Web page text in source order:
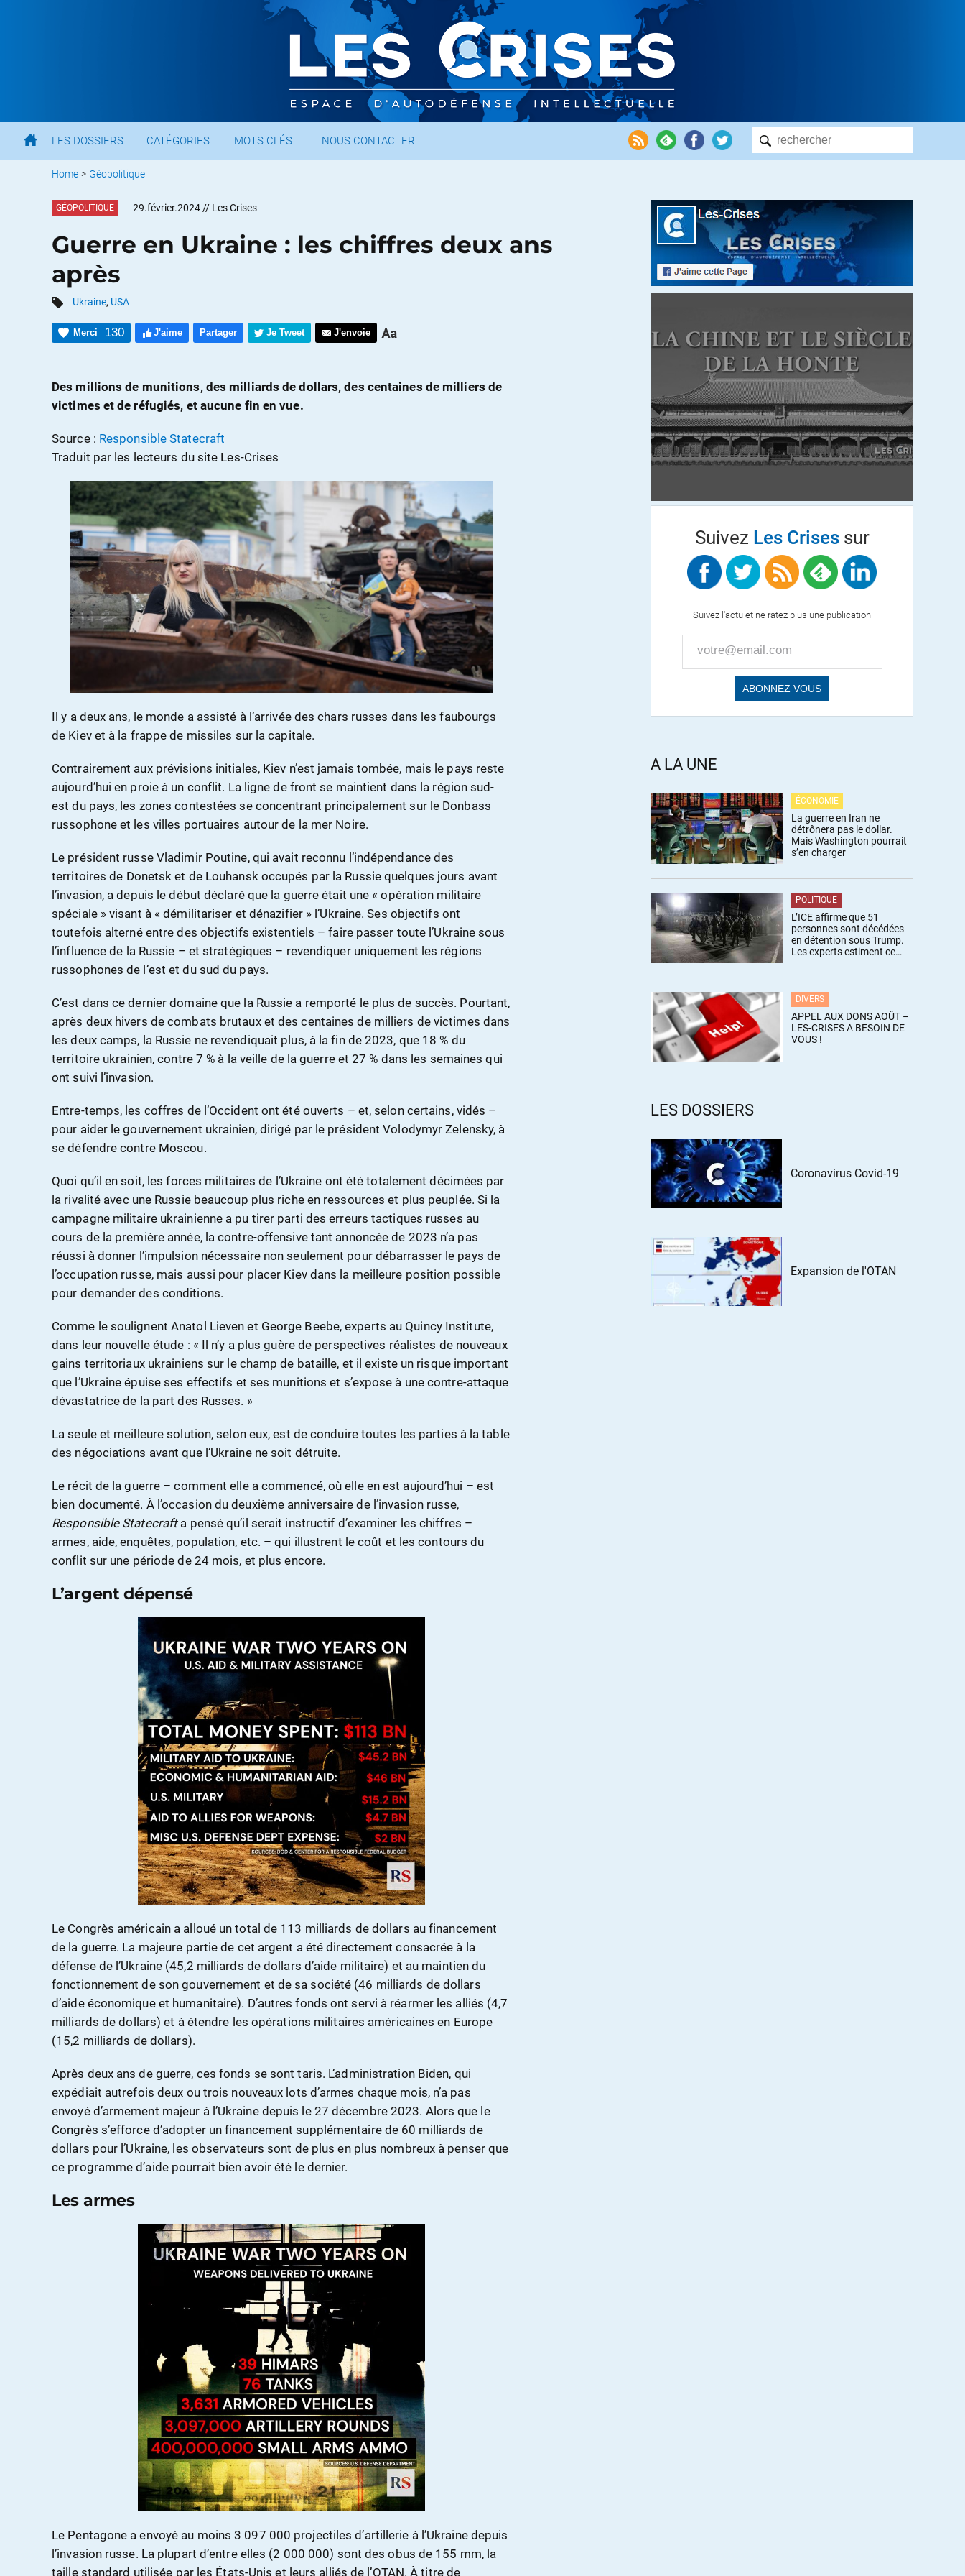
LES DOSSIERS CATÉGORIES MOTS CLÉS NOUS CONTACTER
Home > Géopolitique
GÉOPOLITIQUE 29.février.2024 // Les Crises
Guerre en Ukraine : les chiffres deux ans
après
Ukraine, USA
Merci 130 J'aime Partager Je Tweet J'envoie
Des millions de munitions, des milliards de dollars, des centaines de milliers de
victimes et de réfugiés, et aucune fin en vue.
Source : Responsible Statecraft
Traduit par les lecteurs du site Les-Crises
Il y a deux ans, le monde a assisté à l’arrivée des chars russes dans les faubourgs
de Kiev et à la frappe de missiles sur la capitale.
Contrairement aux prévisions initiales, Kiev n’est jamais tombée, mais le pays reste
aujourd’hui en proie à un conflit. La ligne de front se maintient dans la région sud-
est du pays, les zones contestées se concentrant principalement sur le Donbass
russophone et les villes portuaires autour de la mer Noire.
Le président russe Vladimir Poutine, qui avait reconnu l’indépendance des
territoires de Donetsk et de Louhansk occupés par la Russie quelques jours avant
l’invasion, a depuis le début déclaré que la guerre était une « opération militaire
spéciale » visant à « démilitariser et dénazifier » l’Ukraine. Ses objectifs ont
toutefois alterné entre des objectifs existentiels – faire passer toute l’Ukraine sous
l’influence de la Russie – et stratégiques – revendiquer uniquement les régions
russophones de l’est et du sud du pays.
C’est dans ce dernier domaine que la Russie a remporté le plus de succès. Pourtant,
après deux hivers de combats brutaux et des centaines de milliers de victimes dans
les deux camps, la Russie ne revendiquait plus, à la fin de 2023, que 18 % du
territoire ukrainien, contre 7 % à la veille de la guerre et 27 % dans les semaines qui
ont suivi l’invasion.
Entre-temps, les coffres de l’Occident ont été ouverts – et, selon certains, vidés –
pour aider le gouvernement ukrainien, dirigé par le président Volodymyr Zelensky, à
se défendre contre Moscou.
Quoi qu’il en soit, les forces militaires de l’Ukraine ont été totalement décimées par
la rivalité avec une Russie beaucoup plus riche en ressources et plus peuplée. Si la
campagne militaire ukrainienne a pu tirer parti des erreurs tactiques russes au
cours de la première année, la contre-offensive tant annoncée de 2023 n’a pas
réussi à donner l’impulsion nécessaire non seulement pour débarrasser le pays de
l’occupation russe, mais aussi pour placer Kiev dans la meilleure position possible
pour demander des conditions.
Comme le soulignent Anatol Lieven et George Beebe, experts au Quincy Institute,
dans leur nouvelle étude : « Il n’y a plus guère de perspectives réalistes de nouveaux
gains territoriaux ukrainiens sur le champ de bataille, et il existe un risque important
que l’Ukraine épuise ses effectifs et ses munitions et s’expose à une contre-attaque
dévastatrice de la part des Russes. »
La seule et meilleure solution, selon eux, est de conduire toutes les parties à la table
des négociations avant que l’Ukraine ne soit détruite.
Le récit de la guerre – comment elle a commencé, où elle en est aujourd’hui – est
bien documenté. À l’occasion du deuxième anniversaire de l’invasion russe,
Responsible Statecrafta pensé qu’il serait instructif d’examiner les chiffres –
armes, aide, enquêtes, population, etc. – qui illustrent le coût et les contours du
conflit sur une période de 24 mois, et plus encore.
L’argent dépensé
Le Congrès américain a alloué un total de 113 milliards de dollars au financement
de la guerre. La majeure partie de cet argent a été directement consacrée à la
défense de l’Ukraine (45,2 milliards de dollars d’aide militaire) et au maintien du
fonctionnement de son gouvernement et de sa société (46 milliards de dollars
d’aide économique et humanitaire). D’autres fonds ont servi à réarmer les alliés (4,7
milliards de dollars) et à étendre les opérations militaires américaines en Europe
(15,2 milliards de dollars).
Après deux ans de guerre, ces fonds se sont taris. L’administration Biden, qui
expédiait autrefois deux ou trois nouveaux lots d’armes chaque mois, n’a pas
envoyé d’armement majeur à l’Ukraine depuis le 27 décembre 2023. Alors que le
Congrès s’efforce d’adopter un financement supplémentaire de 60 milliards de
dollars pour l’Ukraine, les observateurs sont de plus en plus nombreux à penser que
ce programme d’aide pourrait bien avoir été le dernier.
Les armes
Le Pentagone a envoyé au moins 3 097 000 projectiles d’artillerie à l’Ukraine depuis
l’invasion russe. La plupart d’entre elles (2 000 000) sont des obus de 155 mm, la
taille standard utilisée par les États-Unis et leurs alliés de l’OTAN. À titre de
Suivez Les Crisessur
Suivez l'actu et ne ratez plus une publication
A LA UNE
ÉCONOMIE
La guerre en Iran ne
détrônera pas le dollar.
Mais Washington pourrait
s’en charger
POLITIQUE
L’ICE affirme que 51
personnes sont décédées
en détention sous Trump.
Les experts estiment ce
DIVERS
APPEL AUX DONS AOÛT –
LES-CRISES A BESOIN DE
VOUS !
LES DOSSIERS
Coronavirus Covid-19
Expansion de l'OTAN